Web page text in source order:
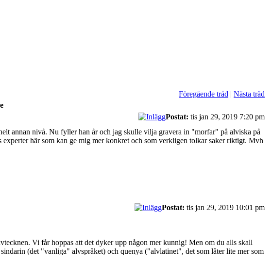
Föregående tråd | Nästa tråd
Postat: tis jan 29, 2019 7:20 pm
annan nivå. Nu fyller han år och jag skulle vilja gravera in "morfar" på alviska på
här som kan ge mig mer konkret och som verkligen tolkar saker riktigt. Mvh
Postat: tis jan 29, 2019 10:01 pm
Vi får hoppas att det dyker upp någon mer kunnig! Men om du alls skall
(det "vanliga" alvspråket) och quenya ("alvlatinet", det som låter lite mer som